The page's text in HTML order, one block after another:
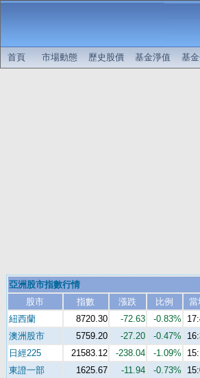
首頁 市場動態 歷史股價 基金淨值 基
亞洲股市指數行情
股市
指數 漲跌 比例
當
紐西蘭
8720.30 -72.63 -0.83%
澳洲股市
5759.20 -27.20 -0.47%
日經225
21583.12 -238.04 -1.09%
東證一部
1625.67 -11.94 -0.73%